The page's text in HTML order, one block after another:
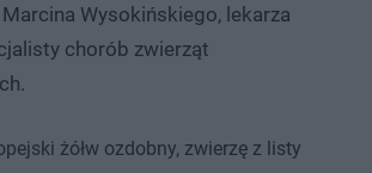
Wysokińskiego, lekarza
chorób zwierząt
żółw ozdobny, zwierzę z listy